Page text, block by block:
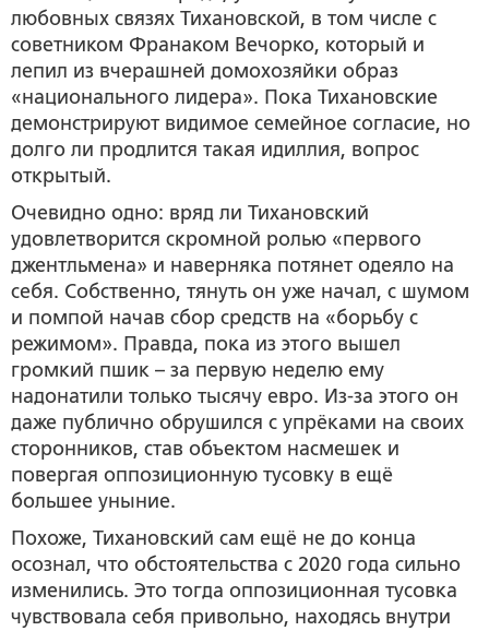
любовных связях Тихановской, в том числе с
советником Франаком Вечорко, который и
лепил из вчерашней домохозяйки образ
«национального лидера». Пока Тихановские
демонстрируют видимое семейное согласие, но
долго ли продлится такая идиллия, вопрос
открытый.
Очевидно одно: вряд ли Тихановский
удовлетворится скромной ролью «первого
джентльмена» и наверняка потянет одеяло на
себя. Собственно, тянуть он уже начал, с шумом
и помпой начав сбор средств на «борьбу с
режимом». Правда, пока из этого вышел
громкий пшик – за первую неделю ему
надонатили только тысячу евро. Из-за этого он
даже публично обрушился с упрёками на своих
сторонников, став объектом насмешек и
повергая оппозиционную тусовку в ещё
большее уныние.
Похоже, Тихановский сам ещё не до конца
осознал, что обстоятельства с 2020 года сильно
изменились. Это тогда оппозиционная тусовка
чувствовала себя привольно, находясь внутри